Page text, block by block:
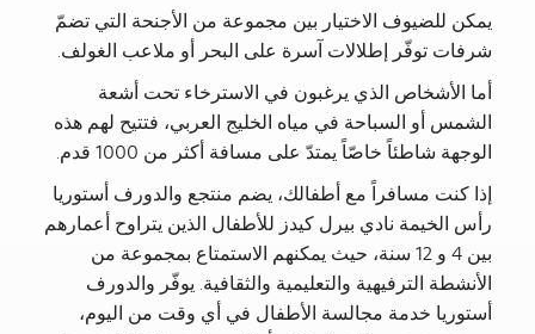
يمكن للضيوف الاختيار بين مجموعة من الأجنحة التي تضمّ
شرفات توفّر إطلالات آسرة على البحر أو ملاعب الغولف.
أما الأشخاص الذي يرغبون في الاسترخاء تحت أشعة
الشمس أو السباحة في مياه الخليج العربي، فتتيح لهم هذه
الوجهة شاطئاً خاصّاً يمتدّ على مسافة أكثر من 1000 قدم.
إذا كنت مسافراً مع أطفالك، يضم منتجع والدورف أستوريا
رأس الخيمة نادي بيرل كيدز للأطفال الذين يتراوح أعمارهم
بين 4 و 12 سنة، حيث يمكنهم الاستمتاع بمجموعة من
الأنشطة الترفيهية والتعليمية والثقافية. يوفّر والدورف
أستوريا خدمة مجالسة الأطفال في أي وقت من اليوم،